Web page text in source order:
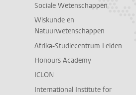
Sociale Wetenschappen
Wiskunde en
Natuurwetenschappen
Afrika-Studiecentrum Leiden
Honours Academy
ICLON
International Institute for